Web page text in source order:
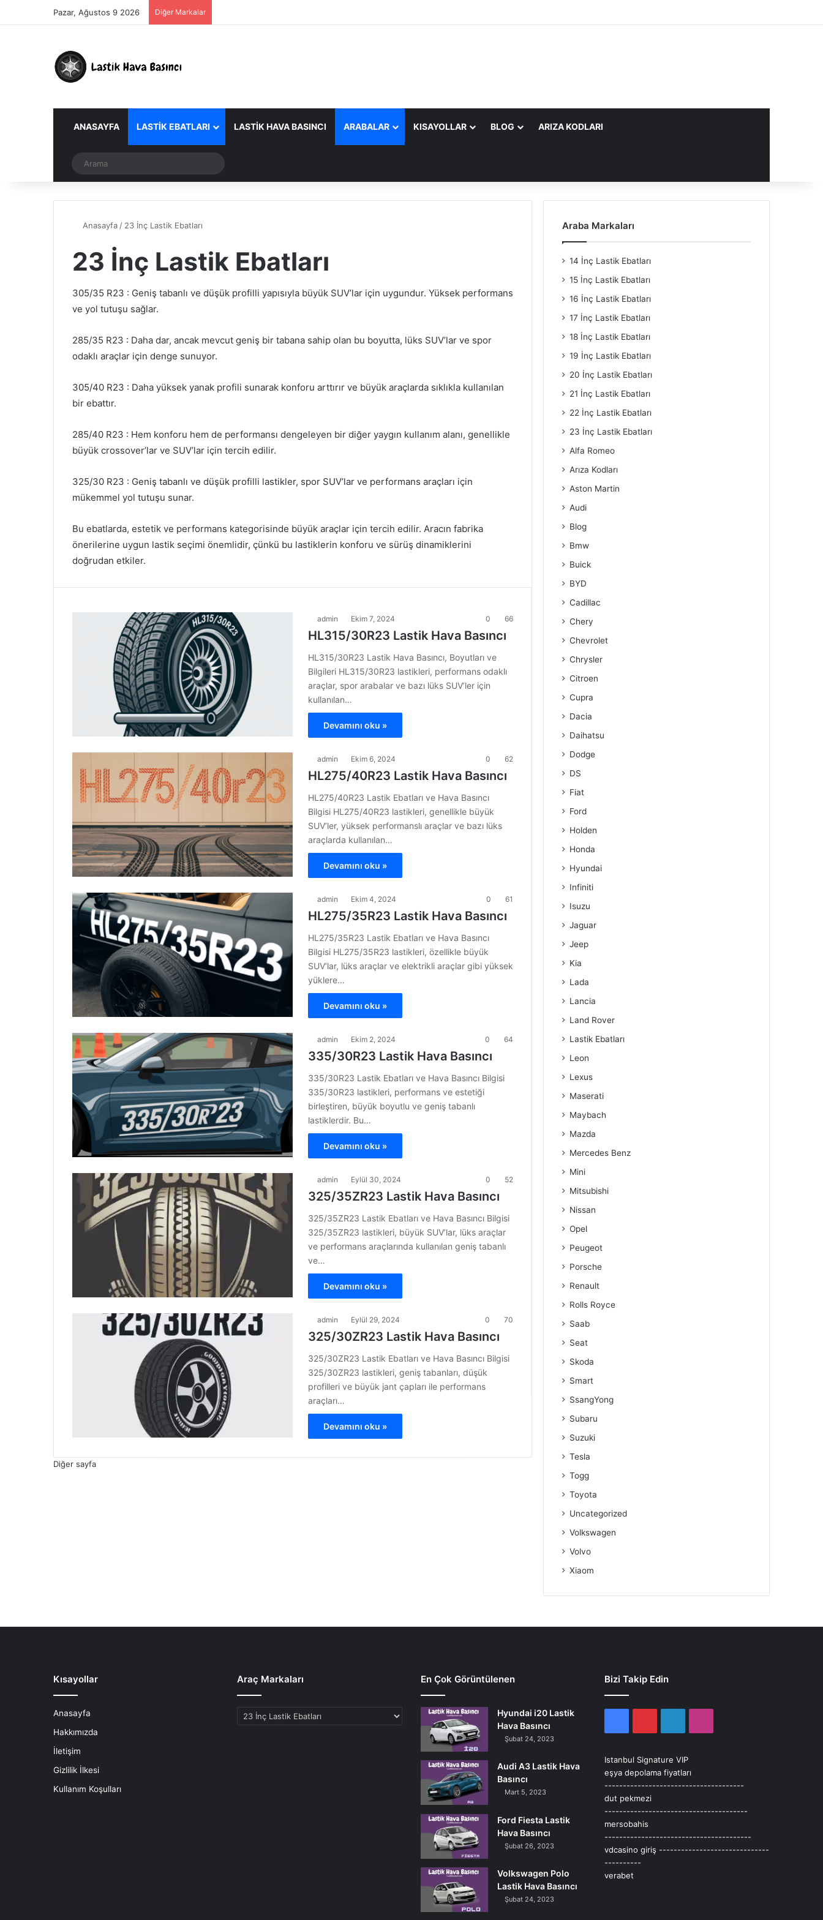
Pazar, Ağustos 9 2026 Diğer Markalar
ANASAYFA LASTIK EBATLARI LASTIK HAVA BASINCI ARABALAR KISAYOLLAR BLOG ARIZA KODLARI
Dış görünümü değiştir
Anasayfa / 23 İnç Lastik Ebatları
23 İnç Lastik Ebatları
305/35 R23 : Geniş tabanlı ve düşük profilli yapısıyla büyük SUV’lar için uygundur. Yüksek performans
ve yol tutuşu sağlar.
285/35 R23 : Daha dar, ancak mevcut geniş bir tabana sahip olan bu boyutta, lüks SUV’lar ve spor
odaklı araçlar için denge sunuyor.
305/40 R23 : Daha yüksek yanak profili sunarak konforu arttırır ve büyük araçlarda sıklıkla kullanılan
bir ebattır.
285/40 R23 : Hem konforu hem de performansı dengeleyen bir diğer yaygın kullanım alanı, genellikle
büyük crossover’lar ve SUV’lar için tercih edilir.
325/30 R23 : Geniş tabanlı ve düşük profilli lastikler, spor SUV’lar ve performans araçları için
mükemmel yol tutuşu sunar.
Bu ebatlarda, estetik ve performans kategorisinde büyük araçlar için tercih edilir. Aracın fabrika
önerilerine uygun lastik seçimi önemlidir, çünkü bu lastiklerin konforu ve sürüş dinamiklerini
doğrudan etkiler.
admin Ekim 7, 2024 0 66
HL315/30R23 Lastik Hava Basıncı
HL315/30R23 Lastik Hava Basıncı, Boyutları ve
Bilgileri HL315/30R23 lastikleri, performans odaklı
araçlar, spor arabalar ve bazı lüks SUV’ler için
kullanılan…
Devamını oku »
admin Ekim 6, 2024 0 62
HL275/40R23 Lastik Hava Basıncı
HL275/40R23 Lastik Ebatları ve Hava Basıncı
Bilgisi HL275/40R23 lastikleri, genellikle büyük
SUV’ler, yüksek performanslı araçlar ve bazı lüks
araçlarda kullanılan…
Devamını oku »
admin Ekim 4, 2024 0 61
HL275/35R23 Lastik Hava Basıncı
HL275/35R23 Lastik Ebatları ve Hava Basıncı
Bilgisi HL275/35R23 lastikleri, özellikle büyük
SUV’lar, lüks araçlar ve elektrikli araçlar gibi yüksek
yüklere…
Devamını oku »
admin Ekim 2, 2024 0 64
335/30R23 Lastik Hava Basıncı
335/30R23 Lastik Ebatları ve Hava Basıncı Bilgisi
335/30R23 lastikleri, performans ve estetiği
birleştiren, büyük boyutlu ve geniş tabanlı
lastiklerdir. Bu…
Devamını oku »
admin Eylül 30, 2024 0 52
325/35ZR23 Lastik Hava Basıncı
325/35ZR23 Lastik Ebatları ve Hava Basıncı Bilgisi
325/35ZR23 lastikleri, büyük SUV’lar, lüks araçlar
ve performans araçlarında kullanılan geniş tabanlı
ve…
Devamını oku »
admin Eylül 29, 2024 0 70
325/30ZR23 Lastik Hava Basıncı
325/30ZR23 Lastik Ebatları ve Hava Basıncı Bilgisi
325/30ZR23 lastikleri, geniş tabanları, düşük
profilleri ve büyük jant çapları ile performans
araçları…
Devamını oku »
Diğer sayfa
Araba Markaları
14 İnç Lastik Ebatları
15 İnç Lastik Ebatları
16 İnç Lastik Ebatları
17 İnç Lastik Ebatları
18 İnç Lastik Ebatları
19 İnç Lastik Ebatları
20 İnç Lastik Ebatları
21 İnç Lastik Ebatları
22 İnç Lastik Ebatları
23 İnç Lastik Ebatları
Alfa Romeo
Arıza Kodları
Aston Martin
Audi
Blog
Bmw
Buick
BYD
Cadillac
Chery
Chevrolet
Chrysler
Citroen
Cupra
Dacia
Daihatsu
Dodge
DS
Fiat
Ford
Holden
Honda
Hyundai
Infiniti
Isuzu
Jaguar
Jeep
Kia
Lada
Lancia
Land Rover
Lastik Ebatları
Leon
Lexus
Maserati
Maybach
Mazda
Mercedes Benz
Mini
Mitsubishi
Nissan
Opel
Peugeot
Porsche
Renault
Rolls Royce
Saab
Seat
Skoda
Smart
SsangYong
Subaru
Suzuki
Tesla
Togg
Toyota
Uncategorized
Volkswagen
Volvo
Xiaom
Kısayollar
Anasayfa
Hakkımızda
İletişim
Gizlilik İlkesi
Kullanım Koşulları
Araç Markaları
Araç
En Çok Görüntülenen
Hyundai i20 Lastik
Hava Basıncı
Şubat 24, 2023
Audi A3 Lastik Hava
Basıncı
Mart 5, 2023
Ford Fiesta Lastik
Hava Basıncı
Şubat 26, 2023
Volkswagen Polo
Lastik Hava Basıncı
Şubat 24, 2023
Bizi Takip Edin
Istanbul Signature VIP
eşya depolama fiyatları
--------------------------------------
dut pekmezi
---------------------------------------
mersobahis
----------------------------------------
vdcasino giriş ------------------------------
----------
verabet